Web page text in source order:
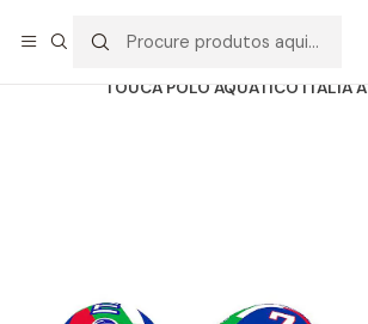
TOUCA POLO AQUÁTICO ITALIA